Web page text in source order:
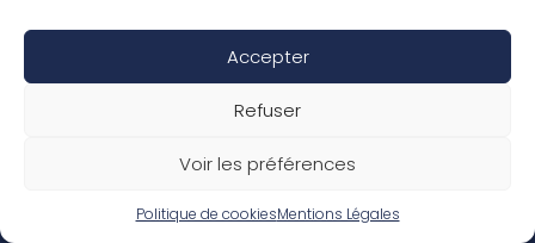
Accepter
Refuser
Voir les préférences
Politique de cookiesMentions Légales
Conditions de garantie
Déclaration de performance
Politique de confidentialité